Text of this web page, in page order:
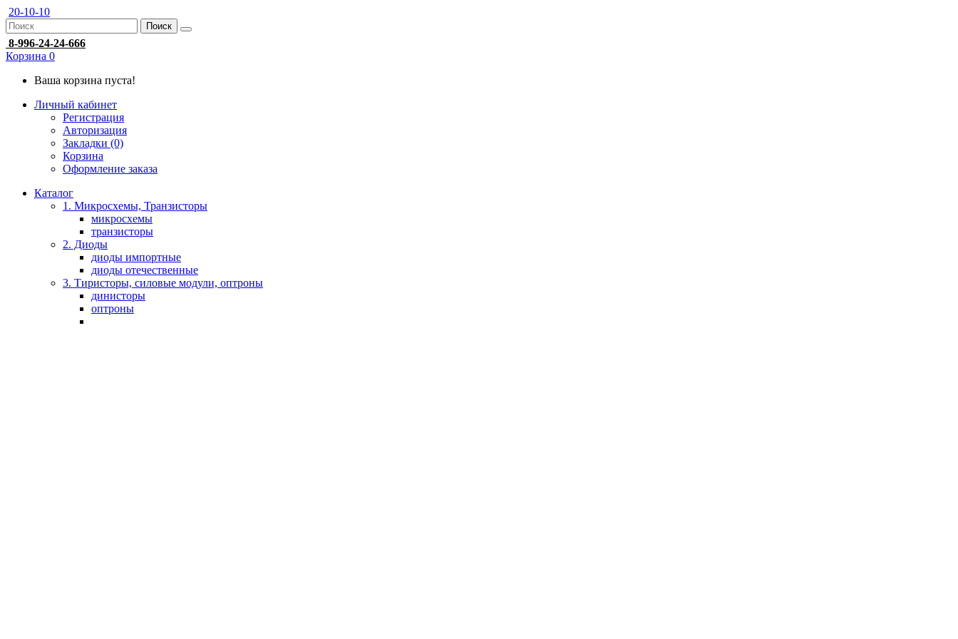
20-10-10
Поиск
8-996-24-24-666
Корзина 0
Ваша корзина пуста!
Личный кабинет
Регистрация
Авторизация
Закладки (0)
Корзина
Оформление заказа
Каталог
1. Микросхемы, Транзисторы
микросхемы
транзисторы
2. Диоды
диоды импортные
диоды отечественные
3. Тиристоры, силовые модули, оптроны
динисторы
оптроны